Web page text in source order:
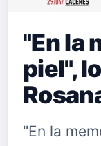
"En la
piel",
"En la